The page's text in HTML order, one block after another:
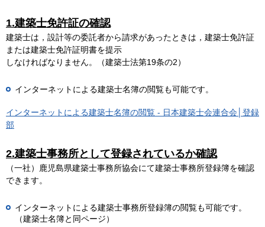
1.建築士免許証の確認
建築士は，設計等の委託者から請求があったときは，建築士免許証
または建築士免許証明書を提示
しなければなりません。（建築士法第19条の2）
インターネットによる建築士名簿の閲覧も可能です。
インターネットによる建築士名簿の閲覧 - 日本建築士会連合会│登録
部
2.建築士事務所として登録されているか確認
（一社）鹿児島県建築士事務所協会にて建築士事務所登録簿を確認
できます。
インターネットによる建築士事務所登録簿の閲覧も可能です。
（建築士名簿と同ページ）